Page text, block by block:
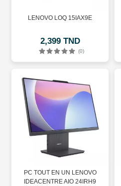
LENOVO LOQ 15IAX9E
2,399 TND
(0)
PC TOUT EN UN LENOVO
IDEACENTRE AIO 24IRH9